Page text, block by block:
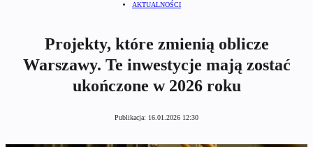
AKTUALNOŚCI
Projekty, które zmienią oblicze
Warszawy. Te inwestycje mają zostać
ukończone w 2026 roku
Publikacja: 16.01.2026 12:30